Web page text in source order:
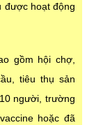
được hoạt động
gồm hội chợ,
tiêu thụ sản
người, trường
hoặc đã